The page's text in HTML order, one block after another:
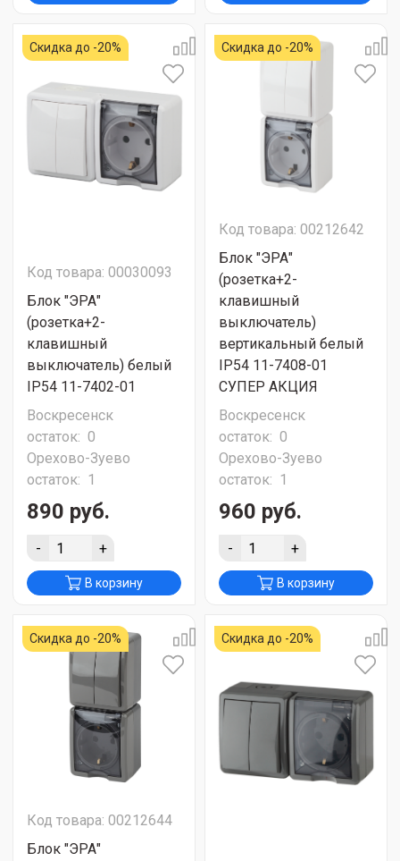
Скидка до -20%
Код товара: 00030093
Блок "ЭРА"
(розетка+2-
клавишный
выключатель) белый
IP54 11-7402-01
Воскресенск
остаток: 0
Орехово-Зуево
остаток: 1
890 руб.
- +
В корзину
Скидка до -20%
Код товара: 00212642
Блок "ЭРА"
(розетка+2-
клавишный
выключатель)
вертикальный белый
IP54 11-7408-01
СУПЕР АКЦИЯ
Воскресенск
остаток: 0
Орехово-Зуево
остаток: 1
960 руб.
- +
В корзину
Скидка до -20%
Код товара: 00212644
Блок "ЭРА"
Скидка до -20%